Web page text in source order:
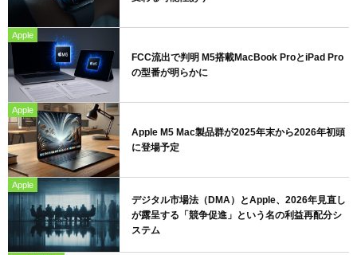
Apple
FCC流出で判明 M5搭載MacBook ProとiPad Pro
の型番が明らかに
Apple
Apple M5 Mac製品群が2025年末から2026年初頭
に登場予定
Apple
デジタル市場法（DMA）とApple、2026年見直し
が露呈する「競争促進」という名の利益再配分シ
ステム